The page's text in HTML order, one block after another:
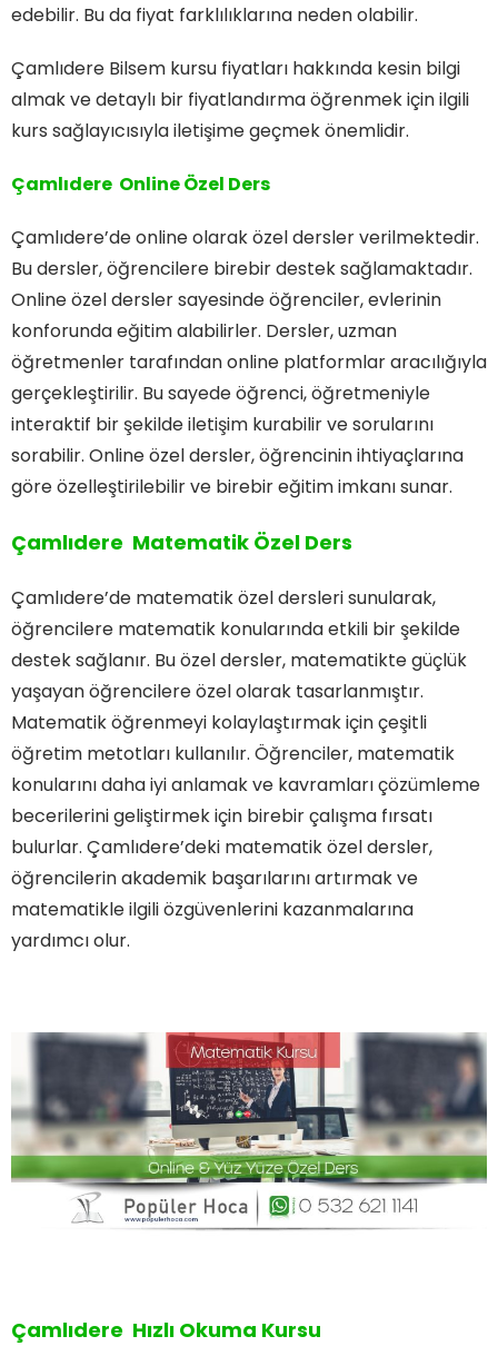
edebilir. Bu da fiyat farklılıklarına neden olabilir.
Çamlıdere Bilsem kursu fiyatları hakkında kesin bilgi
almak ve detaylı bir fiyatlandırma öğrenmek için ilgili
kurs sağlayıcısıyla iletişime geçmek önemlidir.
Çamlıdere Online Özel Ders
Çamlıdere’de online olarak özel dersler verilmektedir.
Bu dersler, öğrencilere birebir destek sağlamaktadır.
Online özel dersler sayesinde öğrenciler, evlerinin
konforunda eğitim alabilirler. Dersler, uzman
öğretmenler tarafından online platformlar aracılığıyla
gerçekleştirilir. Bu sayede öğrenci, öğretmeniyle
interaktif bir şekilde iletişim kurabilir ve sorularını
sorabilir. Online özel dersler, öğrencinin ihtiyaçlarına
göre özelleştirilebilir ve birebir eğitim imkanı sunar.
Çamlıdere Matematik Özel Ders
Çamlıdere’de matematik özel dersleri sunularak,
öğrencilere matematik konularında etkili bir şekilde
destek sağlanır. Bu özel dersler, matematikte güçlük
yaşayan öğrencilere özel olarak tasarlanmıştır.
Matematik öğrenmeyi kolaylaştırmak için çeşitli
öğretim metotları kullanılır. Öğrenciler, matematik
konularını daha iyi anlamak ve kavramları çözümleme
becerilerini geliştirmek için birebir çalışma fırsatı
bulurlar. Çamlıdere’deki matematik özel dersler,
öğrencilerin akademik başarılarını artırmak ve
matematikle ilgili özgüvenlerini kazanmalarına
yardımcı olur.
Çamlıdere Hızlı Okuma Kursu